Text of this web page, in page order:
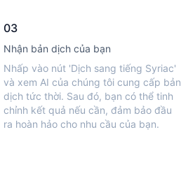
03
Nhận bản dịch của bạn
Nhấp vào nút 'Dịch sang tiếng Syriac'
và xem AI của chúng tôi cung cấp bản
dịch tức thời. Sau đó, bạn có thể tinh
chỉnh kết quả nếu cần, đảm bảo đầu
ra hoàn hảo cho nhu cầu của bạn.